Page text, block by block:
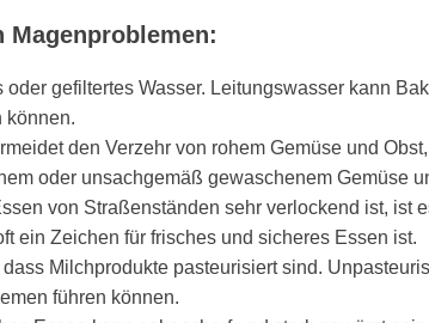
Magenproblemen:
oder gefiltertes Wasser. Leitungswasser kann
können.
den Verzehr von rohem Gemüse und
oder unsachgemäß gewaschenem Gemüse
von Straßenständen sehr verlockend ist, ist
ein Zeichen für frisches und sicheres Essen ist.
Milchprodukte pasteurisiert sind.
führen können.